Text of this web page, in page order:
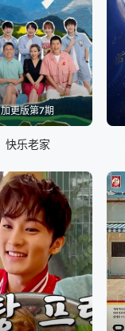
加更版第7期
快乐老家